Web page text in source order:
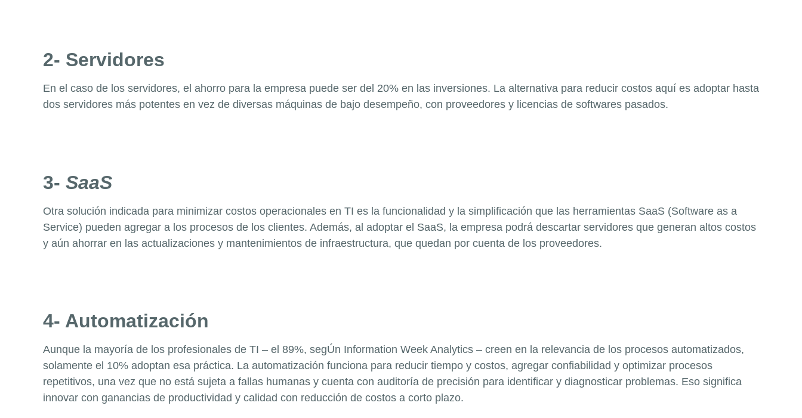
2- Servidores
En el caso de los servidores, el ahorro para la empresa puede ser del 20% en las inversiones. La alternativa para reducir costos aquí es adoptar hasta
dos servidores más potentes en vez de diversas máquinas de bajo desempeño, con proveedores y licencias de softwares pasados.
3- SaaS
Otra solución indicada para minimizar costos operacionales en TI es la funcionalidad y la simplificación que las herramientas SaaS (Software as a
Service) pueden agregar a los procesos de los clientes. Además, al adoptar el SaaS, la empresa podrá descartar servidores que generan altos costos
y aún ahorrar en las actualizaciones y mantenimientos de infraestructura, que quedan por cuenta de los proveedores.
4- Automatización
Aunque la mayoría de los profesionales de TI – el 89%, segÚn Information Week Analytics – creen en la relevancia de los procesos automatizados,
solamente el 10% adoptan esa práctica. La automatización funciona para reducir tiempo y costos, agregar confiabilidad y optimizar procesos
repetitivos, una vez que no está sujeta a fallas humanas y cuenta con auditoría de precisión para identificar y diagnosticar problemas. Eso significa
innovar con ganancias de productividad y calidad con reducción de costos a corto plazo.